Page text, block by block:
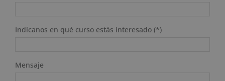
Indícanos en qué curso estás interesado (*)
Mensaje